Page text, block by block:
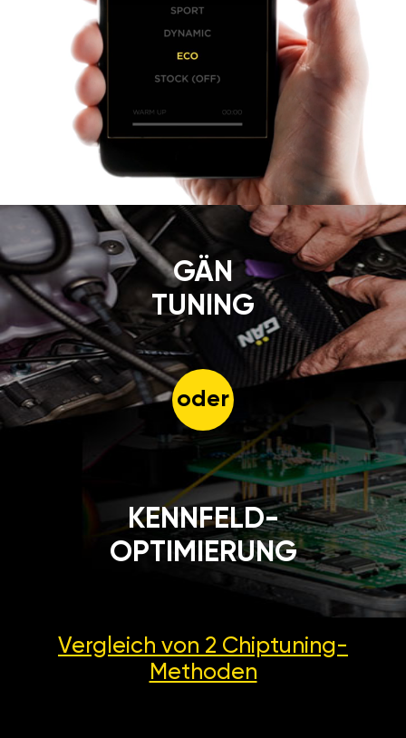
GÄN
TUNING
oder
KENNFELD-
OPTIMIERUNG
Vergleich von 2 Chiptuning-
Methoden